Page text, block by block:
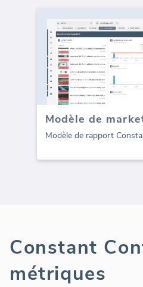
Modèle de rapport
Constant
métriques